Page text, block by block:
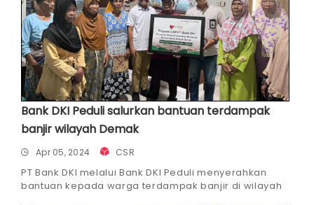
Bank DKI Peduli salurkan bantuan terdampak
banjir wilayah Demak
Apr 05, 2024 CSR
PT Bank DKI melalui Bank DKI Peduli menyerahkan
bantuan kepada warga terdampak banjir di wilayah